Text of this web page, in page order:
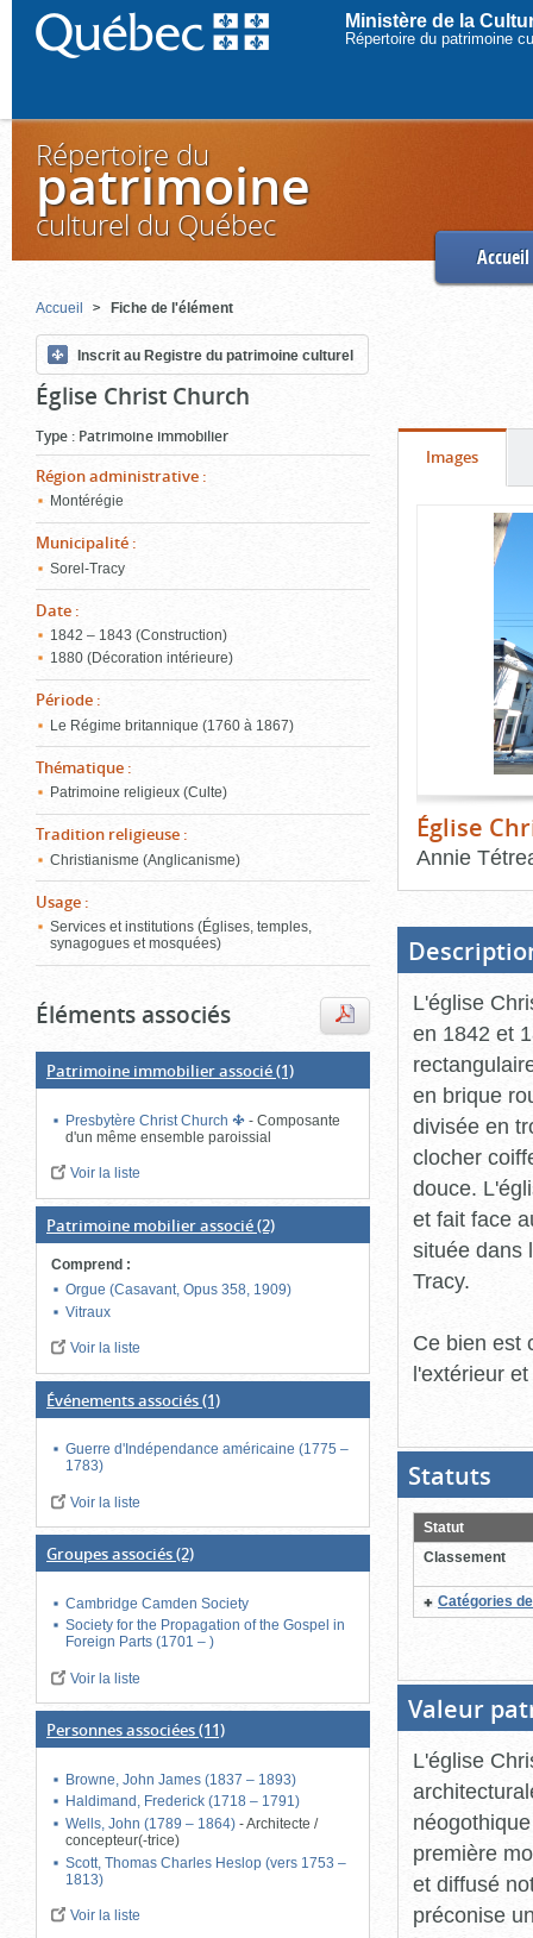
Ministère de la
Répertoire du patrimoine
Répertoire du
patrimoine
culturel du Québec
Accueil
Accueil Fiche de l'élément
Inscrit au Registre du patrimoine culturel
Église Christ Church
Type : Patrimoine immobilier
Région administrative :
Montérégie
Municipalité :
Sorel-Tracy
Date :
1842 – 1843 (Construction)
1880 (Décoration intérieure)
Période :
Le Régime britannique (1760 à 1867)
Thématique :
Patrimoine religieux (Culte)
Tradition religieuse :
Christianisme (Anglicanisme)
Usage :
Services et institutions (Églises, temples,
synagogues et mosquées)
Éléments associés
Patrimoine immobilier associé(1)
Presbytère Christ Church -Composante
d'un même ensemble paroissial
Voir la liste
Patrimoine mobilier associé(2)
Comprend :
Orgue (Casavant, Opus 358, 1909)
Vitraux
Voir la liste
Événements associés(1)
Guerre d'Indépendance américaine (1775 –
1783)
Voir la liste
Groupes associés(2)
Cambridge Camden Society
Society for the Propagation of the Gospel in
Foreign Parts (1701 – )
Voir la liste
Personnes associées(11)
Browne, John James (1837 – 1893)
Haldimand, Frederick (1718 – 1791)
Wells, John (1789 – 1864)-Architecte /
concepteur(-trice)
Scott, Thomas Charles Heslop (vers 1753 –
1813)
Voir la liste
Onglet
Images(cliquer
pour
voir
Contenu
l'onglet
Église
Annie
bloc
d'onglets
L'église
en 1842 et
en brique
divisée en
clocher
douce.
et fait face
située dans
Tracy.
Ce bien est
l'extérieur
Statuts
pour
Statut
Classement
Catégories
Valeur
L'église
première
et diffusé
préconise